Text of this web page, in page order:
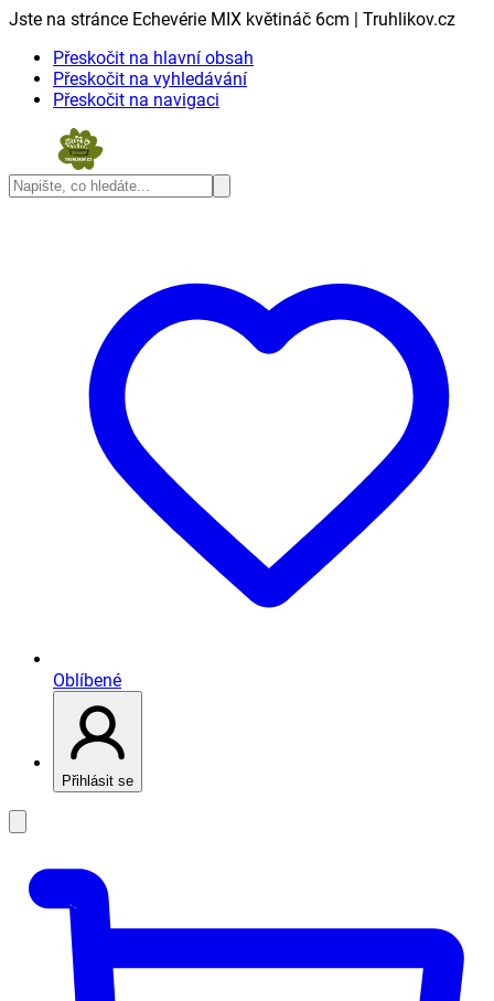
Jste na stránce Echevérie MIX květináč 6cm | Truhlikov.cz
Přeskočit na hlavní obsah
Přeskočit na vyhledávání
Přeskočit na navigaci
Oblíbené
Přihlásit se